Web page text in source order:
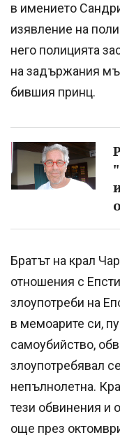
в имението
изявление на
него полицията
на задържания
бившия принц.
Братът на крал
отношения с
злоупотреби на
в мемоарите си,
самоубийство,
злоупотребявал
непълнолетна.
тези обвинения и
още през